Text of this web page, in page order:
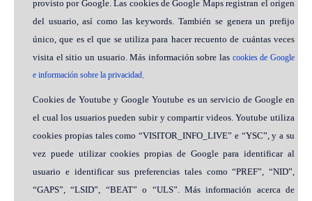
provisto por Google. Las cookies de Google Maps registran el origen
del usuario, así como las keywords. También se genera un prefijo
único, que es el que se utiliza para hacer recuento de cuántas veces
visita el sitio un usuario. Más información sobre las cookies de Google
e información sobre la privacidad
Cookies de Youtube y Google Youtube es un servicio de Google en
el cual los usuarios pueden subir y compartir videos. Youtube utiliza
cookies propias tales como “VISITOR_INFO_LIVE” e “YSC”, y a su
vez puede utilizar cookies propias de Google para identificar al
usuario e identificar sus preferencias tales como “PREF”, “NID”,
“GAPS”, “LSID”, “BEAT” o “ULS”. Más información acerca de